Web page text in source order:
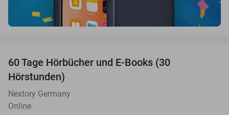
60 Tage Hörbücher und E-Books (30
Hörstunden)
Nextory Germany
Online